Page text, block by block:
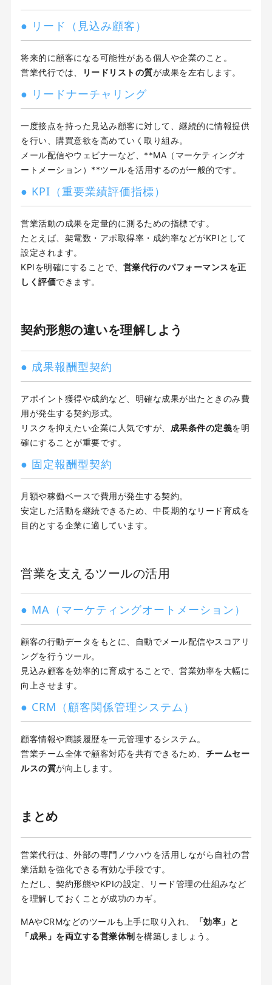
● リード（見込み顧客）
将来的に顧客になる可能性がある個人や企業のこと。
営業代行では、
リードリストの質が成果を左右します。
● リードナーチャリング
一度接点を持った見込み顧客に対して、継続的に情報提供
を行い、購買意欲を高めていく取り組み。
メール配信やウェビナーなど、**MA（マーケティングオ
ートメーション）**ツールを活用するのが一般的です。
● KPI（重要業績評価指標）
営業活動の成果を定量的に測るための指標です。
たとえば、架電数・アポ取得率・成約率などがKPIとして
設定されます。
KPIを明確にすることで、 営業代行のパフォーマンスを正
しく評価できます。
契約形態の違いを理解しよう
● 成果報酬型契約
アポイント獲得や成約など、明確な成果が出たときのみ費
用が発生する契約形式。
リスクを抑えたい企業に人気ですが、 成果条件の定義を明
確にすることが重要です。
● 固定報酬型契約
月額や稼働ベースで費用が発生する契約。
安定した活動を継続できるため、中長期的なリード育成を
目的とする企業に適しています。
営業を支えるツールの活用
● MA（マーケティングオートメーション）
顧客の行動データをもとに、自動でメール配信やスコアリ
ングを行うツール。
見込み顧客を効率的に育成することで、営業効率を大幅に
向上させます。
● CRM（顧客関係管理システム）
顧客情報や商談履歴を一元管理するシステム。
営業チーム全体で顧客対応を共有できるため、 チームセー
ルスの質が向上します。
まとめ
営業代行は、外部の専門ノウハウを活用しながら自社の営
業活動を強化できる有効な手段です。
ただし、契約形態やKPIの設定、リード管理の仕組みなど
を理解しておくことが成功のカギ。
MAやCRMなどのツールも上手に取り入れ、
「効率」と
「成果」を両立する営業体制を構築しましょう。